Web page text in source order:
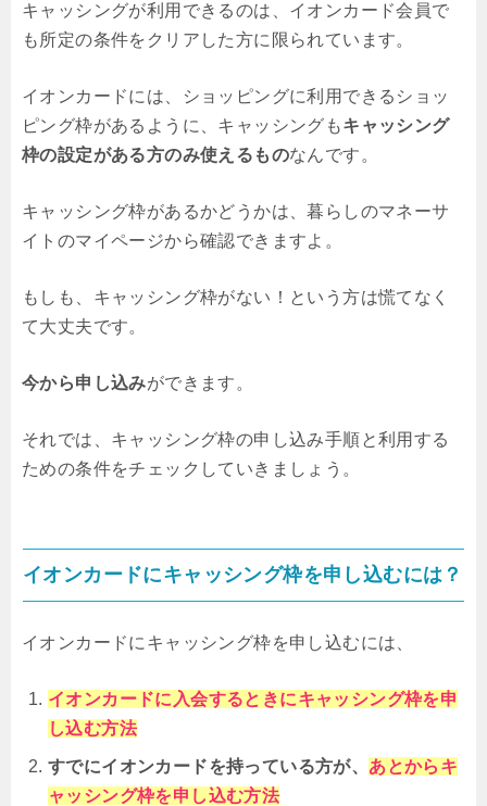
キャッシングが利用できるのは、イオンカード会員で
も所定の条件をクリアした方に限られています。
イオンカードには、ショッピングに利用できるショッ
ピング枠があるように、キャッシングもキャッシング
枠の設定がある方のみ使えるものなんです。
キャッシング枠があるかどうかは、暮らしのマネーサ
イトのマイページから確認できますよ。
もしも、キャッシング枠がない！という方は慌てなく
て大丈夫です。
今から申し込みができます。
それでは、キャッシング枠の申し込み手順と利用する
ための条件をチェックしていきましょう。
イオンカードにキャッシング枠を申し込むには？
イオンカードにキャッシング枠を申し込むには、
イオンカードに入会するときにキャッシング枠を申
し込む方法
すでにイオンカードを持っている方が、 あとからキ
ャッシング枠を申し込む方法